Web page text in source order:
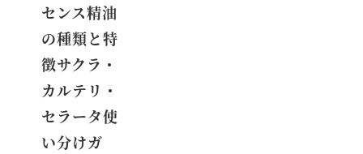
センス精油
の種類と特
徴サクラ・
カルテリ・
セラータ使
い分けガ